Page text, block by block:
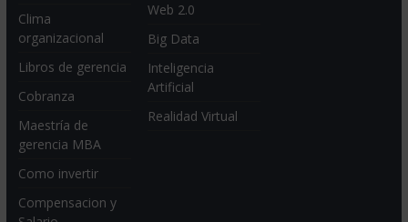
Clima
organizacional
Libros de gerencia
Cobranza
Maestría de
gerencia MBA
Como invertir
Compensacion y
Web 2.0
Big Data
Inteligencia
Artificial
Realidad Virtual